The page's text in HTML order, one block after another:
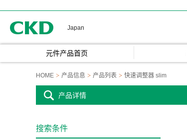
Japan
元件产品首页
HOME 产品信息 产品列表 快速调整器 slim
产品详情
搜索条件